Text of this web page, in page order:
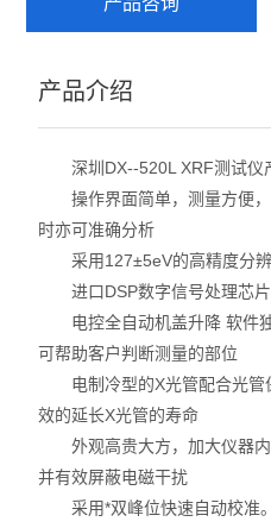
产品介绍
深圳DX--520L XRF测试仪
操作界面简单，测量方便，
时亦可准确分析
采用127±5eV的高精度分辨
进口DSP数字信号处理芯片
电控全自动机盖升降 软件独
可帮助客户判断测量的部位
电制冷型的X光管配合光管
效的延长X光管的寿命
外观高贵大方，加大仪器内
并有效屏蔽电磁干扰
采用*双峰位快速自动校准。